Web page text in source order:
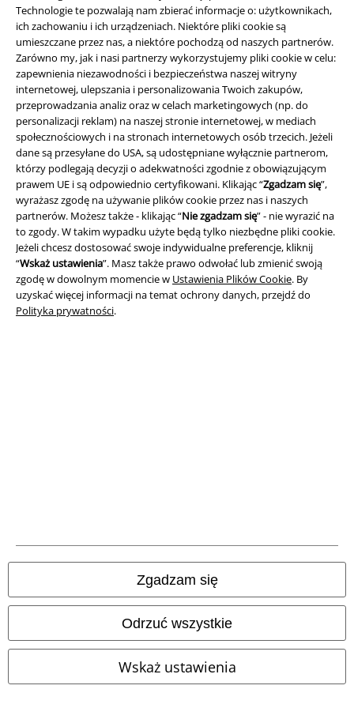
Technologie te pozwalają nam zbierać informacje o: użytkownikach,
ich zachowaniu i ich urządzeniach. Niektóre pliki cookie są
umieszczane przez nas, a niektóre pochodzą od naszych partnerów.
Zarówno my, jak i nasi partnerzy wykorzystujemy pliki cookie w celu:
zapewnienia niezawodności i bezpieczeństwa naszej witryny
internetowej, ulepszania i personalizowania Twoich zakupów,
przeprowadzania analiz oraz w celach marketingowych (np. do
personalizacji reklam) na naszej stronie internetowej, w mediach
społecznościowych i na stronach internetowych osób trzecich. Jeżeli
dane są przesyłane do USA, są udostępniane wyłącznie partnerom,
którzy podlegają decyzji o adekwatności zgodnie z obowiązującym
prawem UE i są odpowiednio certyfikowani. Klikając “Zgadzam się”,
wyrażasz zgodę na używanie plików cookie przez nas i naszych
partnerów. Możesz także - klikając “Nie zgadzam się” - nie wyrazić na
to zgody. W takim wypadku użyte będą tylko niezbędne pliki cookie.
Jeżeli chcesz dostosować swoje indywidualne preferencje, kliknij
“Wskaż ustawienia”. Masz także prawo odwołać lub zmienić swoją
zgodę w dowolnym momencie w Ustawienia Plików Cookie. By
uzyskać więcej informacji na temat ochrony danych, przejdź do
Polityka prywatności.
Zgadzam się
Odrzuć wszystkie
Wskaż ustawienia
Rozpocznij rozmowę
Obsługa Klienta
FAQ
Polityka Zwrotów
Zwróć artykuł
Ogólne informacje o rozmiarach
Opuść Backstage Club
Metody płatności
Programy partnerskie
Zrównoważony rózwój